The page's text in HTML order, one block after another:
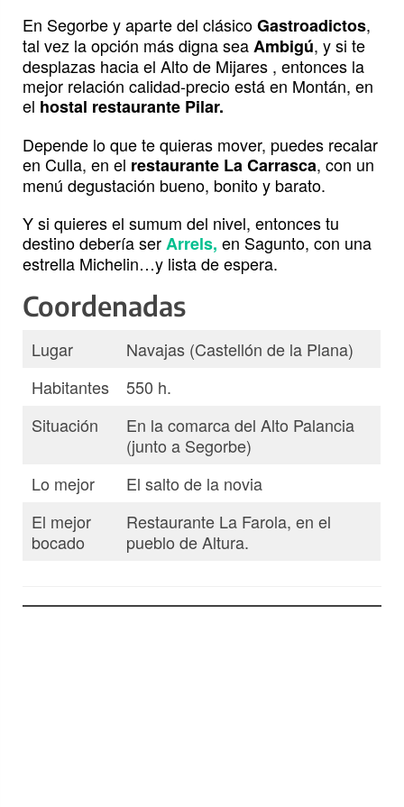
En Segorbe y aparte del clásicoGastroadictos,
tal vez la opción más digna seaAmbigú, y si te
desplazas hacia el Alto de Mijares , entonces la
mejor relación calidad-precio está en Montán, en
el hostal restaurante Pilar.
Depende lo que te quieras mover, puedes recalar
en Culla, en el restaurante La Carrasca, con un
menú degustación bueno, bonito y barato.
Y si quieres el sumum del nivel, entonces tu
destino debería serArrels, en Sagunto, con una
estrella Michelin…y lista de espera.
Coordenadas
Lugar
Navajas (Castellón de la Plana)
Habitantes
550 h.
Situación
En la comarca del Alto Palancia
(junto a Segorbe)
Lo mejor
El salto de la novia
El mejor
bocado
Restaurante La Farola, en el
pueblo de Altura.